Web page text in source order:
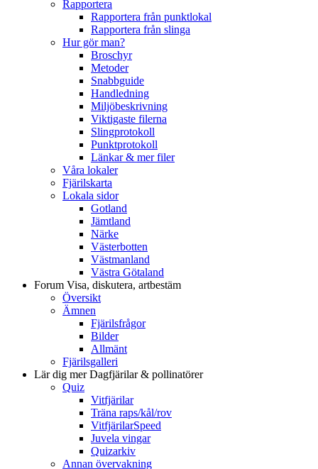
Rapportera
Rapportera från punktlokal
Rapportera från slinga
Hur gör man?
Broschyr
Metoder
Snabbguide
Handledning
Miljöbeskrivning
Viktigaste filerna
Slingprotokoll
Punktprotokoll
Länkar & mer filer
Våra lokaler
Fjärilskarta
Lokala sidor
Gotland
Jämtland
Närke
Västerbotten
Västmanland
Västra Götaland
Forum Visa, diskutera, artbestäm
Översikt
Ämnen
Fjärilsfrågor
Bilder
Allmänt
Fjärilsgalleri
Lär dig merDagfjärilar & pollinatörer
Quiz
Vitfjärilar
Träna raps/kål/rov
VitfjärilarSpeed
Juvela vingar
Quizarkiv
Annan övervakning